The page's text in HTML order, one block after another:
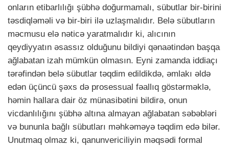
onların etibarlılığı şübhə doğurmamalı, sübutlar bir-birini
təsdiqləməli və bir-biri ilə uzlaşmalıdır. Belə sübutların
məcmusu elə nəticə yaratmalıdır ki, alıcının
qeydiyyatın əsassız olduğunu bildiyi qənaətindən başqa
ağlabatan izah mümkün olmasın. Eyni zamanda iddiaçı
tərəfindən belə sübutlar təqdim edildikdə, əmlakı əldə
edən üçüncü şəxs də prosessual fəallıq göstərməklə,
həmin hallara dair öz münasibətini bildirə, onun
vicdanlılığını şübhə altına almayan ağlabatan səbəbləri
və bununla bağlı sübutları məhkəməyə təqdim edə bilər.
Unutmaq olmaz ki, qanunvericiliyin məqsədi formal